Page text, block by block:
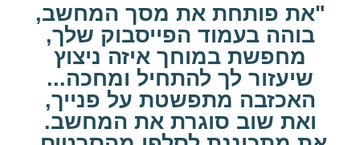
"את פותחת את מסך המחשב,
בוהה בעמוד הפייסבוק שלך,
מחפשת במוחך איזה ניצוץ
שיעזור לך להתחיל ומחכה...
האכזבה מתפשטת על פנייך,
ואת שוב סוגרת את המחשב.